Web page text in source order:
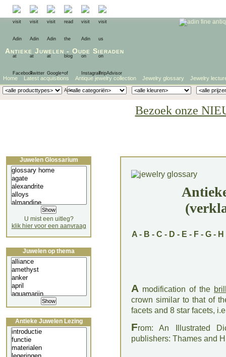
Antieke Juwelen - Oude Sieraden
Home Latest acquisitions Antique jewelry collection Jewelry glossary Jewelry
Bezoek onze
A - B - C - D - E - F - G - H
A modification of the
crown similar to that of
facets and 8 star facets,
From: An Illustrated
publishers: Thames and
Juwelen Glossarium
U mist een uitleg?
klik hier voor een aanvraag
Juwelen op thema
Antieke Juwelen Lezing